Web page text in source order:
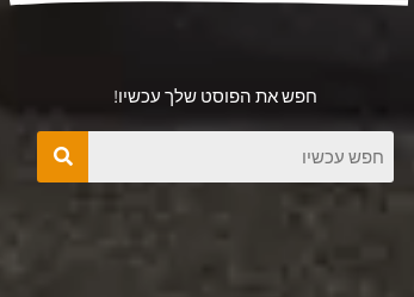
חפש את הפוסט שלך עכשיו!